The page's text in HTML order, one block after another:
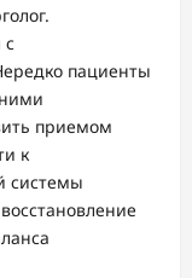
с
пациенты
приемом
к
системы